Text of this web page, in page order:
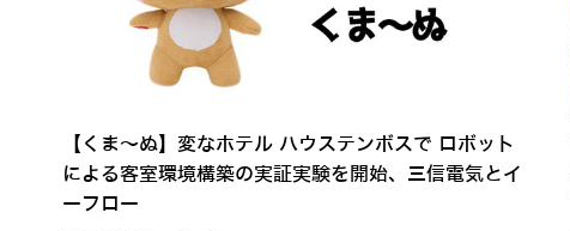
【くま～ぬ】変なホテル ハウステンボスで ロボット
による客室環境構築の実証実験を開始、三信電気とイ
ーフロー